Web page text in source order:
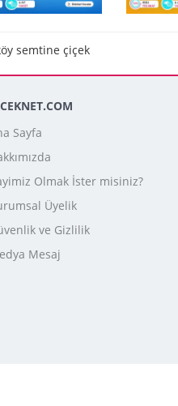
semtine çiçek
Sayfa
Olmak İster misiniz?
Üyelik
ve Gizlilik
Mesaj